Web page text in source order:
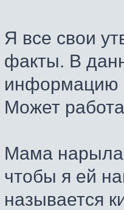
Я все свои
факты. В
информацию
Может
Мама
чтобы я ей
называется